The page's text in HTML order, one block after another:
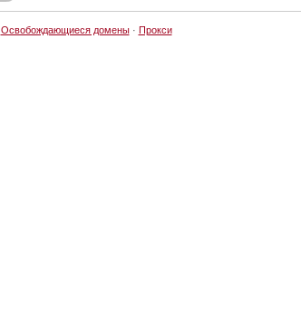
Освобождающиеся домены· Прокси